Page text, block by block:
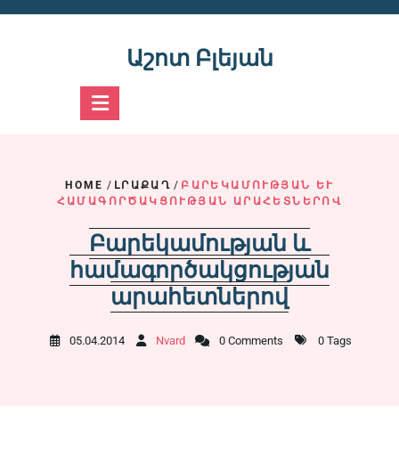
Աշոտ Բլեյան
HOME / ԼՐԱՔԱՂ / ԲԱՐԵԿԱՄՈՒԹՅԱՆ ԵՒ Հ
ԱՄԱԳՈՐԾԱԿՑՈՒԹՅԱՆ ԱՐԱՀԵՏՆԵՐՈՎ
Բարեկամության և
համագործակցության
արահետներով
05.04.2014 Nvard 0 Comments 0 Tags